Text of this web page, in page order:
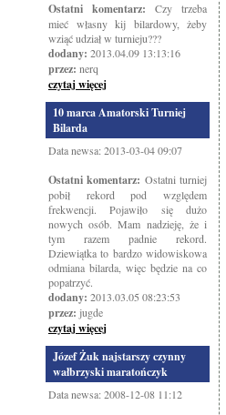
Ostatni komentarz: Czy trzeba
mieć własny kij bilardowy, żeby
wziąć udział w turnieju???
dodany: 2013.04.09 13:13:16
przez: nerq
czytaj więcej
10 marca Amatorski Turniej
Bilarda
Data newsa: 2013-03-04 09:07
Ostatni komentarz: Ostatni turniej
pobił rekord pod względem
frekwencji. Pojawiło się dużo
nowych osób. Mam nadzieję, że i
tym razem padnie rekord.
Dziewiątka to bardzo widowiskowa
odmiana bilarda, więc będzie na co
popatrzyć.
dodany: 2013.03.05 08:23:53
przez: jugde
czytaj więcej
Józef Żuk najstarszy czynny
wałbrzyski maratończyk
Data newsa: 2008-12-08 11:12